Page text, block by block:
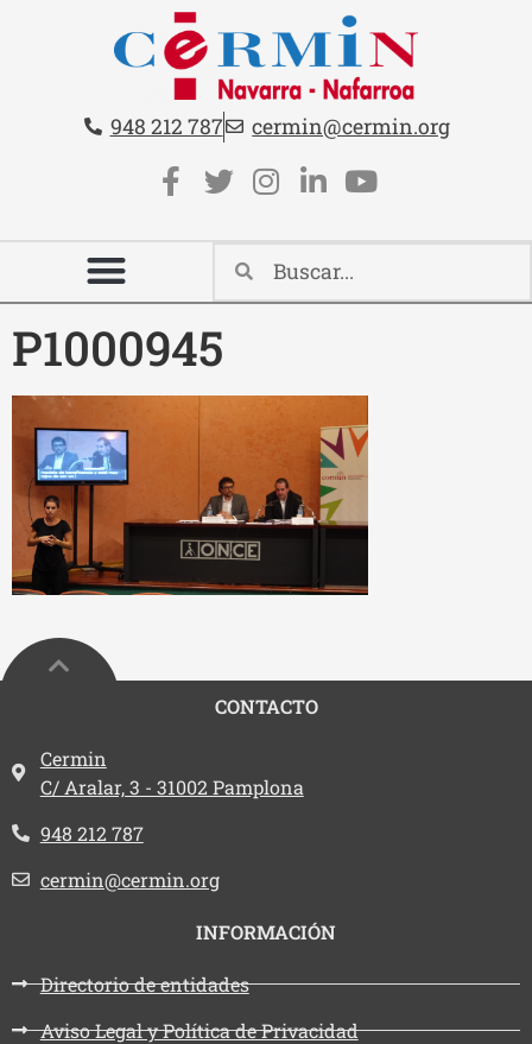
Contacto cabecera
Teléfono:
948 212 787 Email:
cermin@cermin.org
Redes sociales cabecera
P1000945
CONTACTO
Dirección:
Cermin
C/ Aralar, 3 - 31002 Pamplona
Teléfono:
948 212 787
Email:
cermin@cermin.org
INFORMACIÓN
Directorio de entidades
Aviso Legal y Política de Privacidad